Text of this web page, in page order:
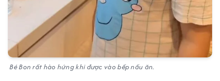
Bé Bon rất hào hứng khi được vào bếp nấu ăn.